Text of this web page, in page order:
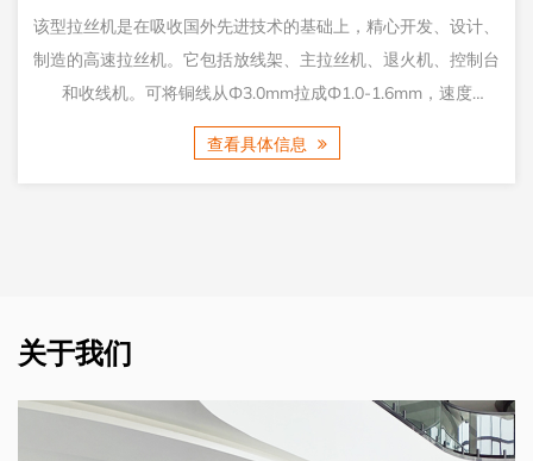
，精心开发、设计、
机、退火机、控制台
1.6mm，速度
该机基于国际高速多头铜拉丝机而设计
模，可同时拉制四根铜线，可将
4*0.15mm-0.5mm，速达到1500m/min。
这种类型的机器效率更高，并且在
关于我们